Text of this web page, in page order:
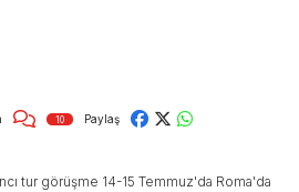
10 Paylaş
tur görüşme 14-15 Temmuz'da Roma'da